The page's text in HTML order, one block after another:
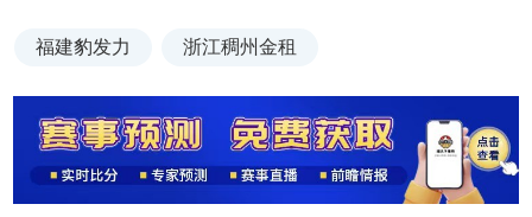
福建豹发力 浙江稠州金租